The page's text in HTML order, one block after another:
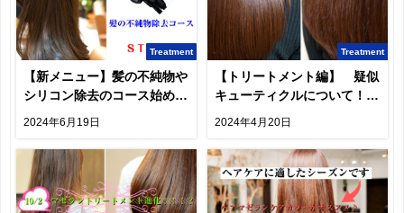
Treatment
【新メニュー】髪の不純物や
シリコン除去のコース始めま
2024年6月19日
Treatment
【トリートメント編】 疑似
キューティクルについて！疑
似？？？
2024年4月20日